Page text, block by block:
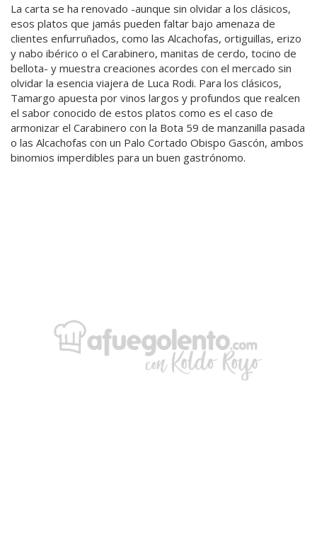
La carta se ha renovado -aunque sin olvidar a los clásicos,
esos platos que jamás pueden faltar bajo amenaza de
clientes enfurruñados, como las Alcachofas, ortiguillas, erizo
y nabo ibérico o el Carabinero, manitas de cerdo, tocino de
bellota- y muestra creaciones acordes con el mercado sin
olvidar la esencia viajera de Luca Rodi. Para los clásicos,
Tamargo apuesta por vinos largos y profundos que realcen
el sabor conocido de estos platos como es el caso de
armonizar el Carabinero con la Bota 59 de manzanilla pasada
o las Alcachofas con un Palo Cortado Obispo Gascón, ambos
binomios imperdibles para un buen gastrónomo.